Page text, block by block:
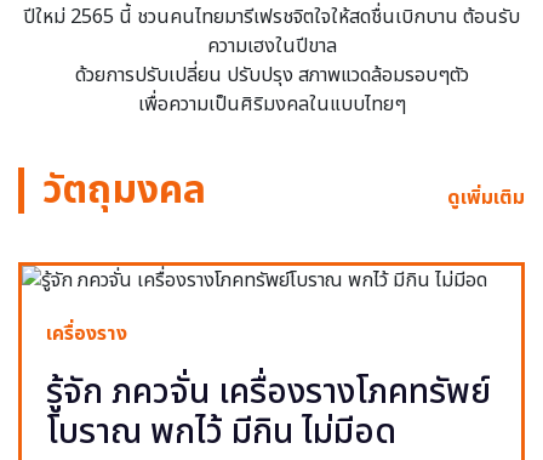
ปีใหม่ 2565 นี้ ชวนคนไทยมารีเฟรชจิตใจให้สดชื่นเบิกบาน ต้อนรับ
ความเฮงในปีขาล
ด้วยการปรับเปลี่ยน ปรับปรุง สภาพแวดล้อมรอบๆตัว
เพื่อความเป็นศิริมงคลในแบบไทยๆ
วัตถุมงคล ดูเพิ่มเติม
เครื่องราง
รู้จัก ภควจั่น เครื่องรางโภคทรัพย์
โบราณ พกไว้ มีกิน ไม่มีอด